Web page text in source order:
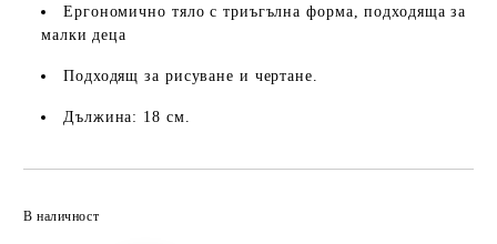
Ергономично тяло с триъгълна форма, подходяща за
малки деца
Подходящ за рисуване и чертане.
Дължина: 18 см.
В наличност